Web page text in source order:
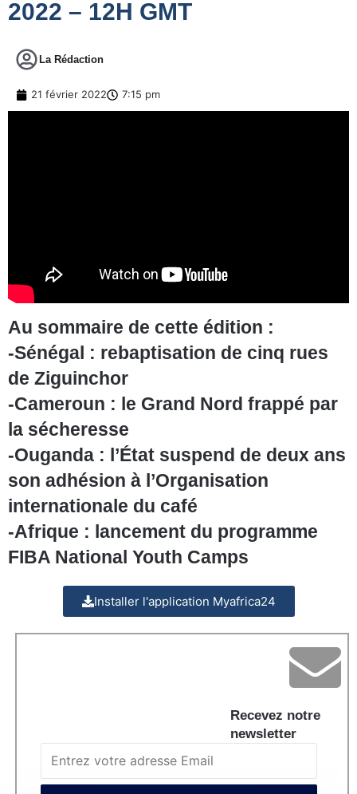
2022 – 12H GMT
La Rédaction
21 février 2022 7:15 pm
Au sommaire de cette édition :
-Sénégal : rebaptisation de cinq rues
de Ziguinchor
-Cameroun : le Grand Nord frappé par
la sécheresse
-Ouganda : l’État suspend de deux ans
son adhésion à l’Organisation
internationale du café
-Afrique : lancement du programme
FIBA National Youth Camps
Installer l'application Myafrica24
Recevez notre
newsletter